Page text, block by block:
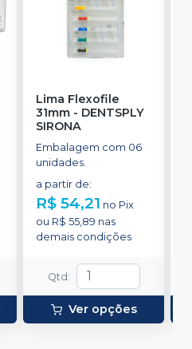
Lima Flexofile
31mm- DENTSPLY
SIRONA
Embalagem com 06
unidades.
a partir de:
R$ 54,21 no Pix
ou R$ 55,89 nas
demais condições
Qtd:
Ver opções